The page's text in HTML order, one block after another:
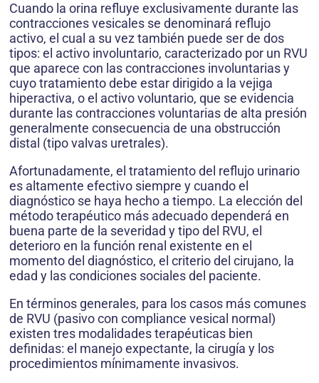
Cuando la orina refluye exclusivamente durante las
contracciones vesicales se denominará reflujo
activo, el cual a su vez también puede ser de dos
tipos: el activo involuntario, caracterizado por un RVU
que aparece con las contracciones involuntarias y
cuyo tratamiento debe estar dirigido a la vejiga
hiperactiva, o el activo voluntario, que se evidencia
durante las contracciones voluntarias de alta presión
generalmente consecuencia de una obstrucción
distal (tipo valvas uretrales).
Afortunadamente, el tratamiento del reflujo urinario
es altamente efectivo siempre y cuando el
diagnóstico se haya hecho a tiempo. La elección del
método terapéutico más adecuado dependerá en
buena parte de la severidad y tipo del RVU, el
deterioro en la función renal existente en el
momento del diagnóstico, el criterio del cirujano, la
edad y las condiciones sociales del paciente.
En términos generales, para los casos más comunes
de RVU (pasivo con compliance vesical normal)
existen tres modalidades terapéuticas bien
definidas: el manejo expectante, la cirugía y los
procedimientos mínimamente invasivos.